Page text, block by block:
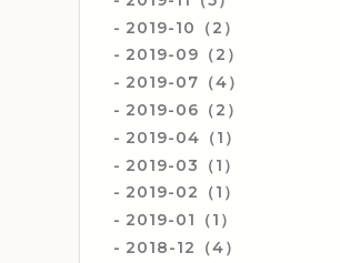
2019-10（2）
2019-09（2）
2019-07（4）
2019-06（2）
2019-04（1）
2019-03（1）
2019-02（1）
2019-01（1）
2018-12（4）